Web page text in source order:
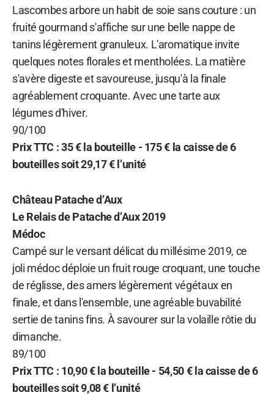
Lascombes arbore un habit de soie sans couture : un
fruité gourmand s'affiche sur une belle nappe de
tanins légèrement granuleux. L'aromatique invite
quelques notes florales et mentholées. La matière
s'avère digeste et savoureuse, jusqu'à la finale
agréablement croquante. Avec une tarte aux
légumes d'hiver.
90/100
Prix TTC : 35 € la bouteille - 175 € la caisse de 6
bouteilles soit 29,17 € l’unité
Château Patache d’Aux
Le Relais de Patache d’Aux 2019
Médoc
Campé sur le versant délicat du millésime 2019, ce
joli médoc déploie un fruit rouge croquant, une touche
de réglisse, des amers légèrement végétaux en
finale, et dans l'ensemble, une agréable buvabilité
sertie de tanins fins. À savourer sur la volaille rôtie du
dimanche.
89/100
Prix TTC : 10,90 € la bouteille - 54,50 € la caisse de 6
bouteilles soit 9,08 € l’unité